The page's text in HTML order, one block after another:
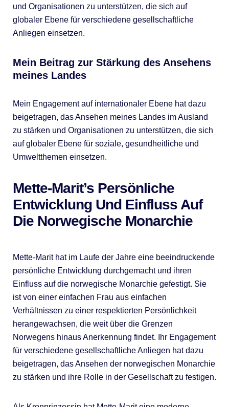
und Organisationen zu unterstützen, die sich auf
globaler Ebene für verschiedene gesellschaftliche
Anliegen einsetzen.
Mein Beitrag zur Stärkung des Ansehens
meines Landes
Mein Engagement auf internationaler Ebene hat dazu
beigetragen, das Ansehen meines Landes im Ausland
zu stärken und Organisationen zu unterstützen, die sich
auf globaler Ebene für soziale, gesundheitliche und
Umweltthemen einsetzen.
Mette-Marit’s Persönliche
Entwicklung Und Einfluss Auf
Die Norwegische Monarchie
Mette-Marit hat im Laufe der Jahre eine beeindruckende
persönliche Entwicklung durchgemacht und ihren
Einfluss auf die norwegische Monarchie gefestigt. Sie
ist von einer einfachen Frau aus einfachen
Verhältnissen zu einer respektierten Persönlichkeit
herangewachsen, die weit über die Grenzen
Norwegens hinaus Anerkennung findet. Ihr Engagement
für verschiedene gesellschaftliche Anliegen hat dazu
beigetragen, das Ansehen der norwegischen Monarchie
zu stärken und ihre Rolle in der Gesellschaft zu festigen.